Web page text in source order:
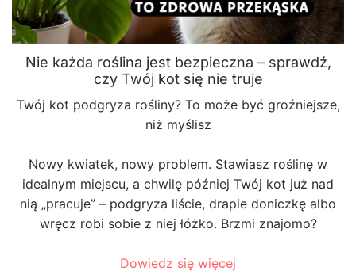
Nie każda roślina jest bezpieczna – sprawdź,
czy Twój kot się nie truje
Twój kot podgryza rośliny? To może być groźniejsze,
niż myślisz
Nowy kwiatek, nowy problem. Stawiasz roślinę w
idealnym miejscu, a chwilę później Twój kot już nad
nią „pracuje” – podgryza liście, drapie doniczkę albo
wręcz robi sobie z niej łóżko. Brzmi znajomo?
Dowiedz się więcej